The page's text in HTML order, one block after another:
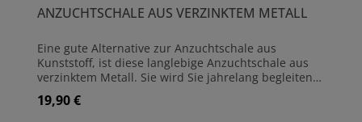
die Aussaat der Pflanzensamen, mit dem
Erde eingebracht werden. Länge Lineal: 100 cm
Länge Setzholz: 18 cm
ANZUCHTSCHALE AUS VERZINKTEM METALL
Eine gute Alternative zur Anzuchtschale aus
Kunststoff, ist diese langlebige Anzuchtschale aus
verzinktem Metall. Sie wird Sie jahrelang begleiten
und Ihnen bei der Anzucht Ihrer Pflanzen gute
Dienste leisten. Sie können die Schale direkt mit
Regulärer Preis:
19,90 €